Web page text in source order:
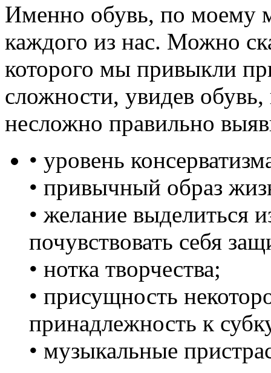
Именно обувь, по моему
каждого из нас. Можно
которого мы привыкли
сложности, увидев
несложно правильно
• уровень
• привычный образ
• желание выделиться
почувствовать себя
• нотка творчества;
• присущность
принадлежность к
• музыкальные